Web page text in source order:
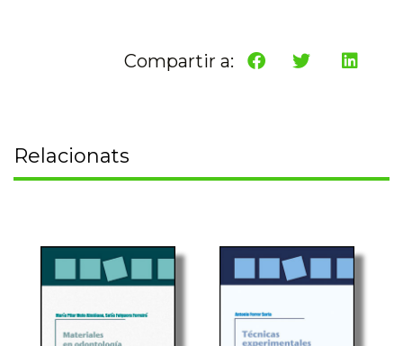
Compartir a:
Relacionats